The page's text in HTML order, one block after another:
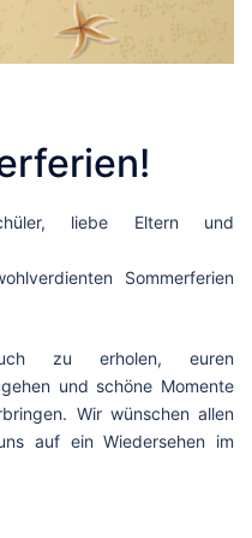
liebe Eltern und
Sommerferien
zu erholen, euren
und schöne Momente
Wir wünschen allen
auf ein Wiedersehen im